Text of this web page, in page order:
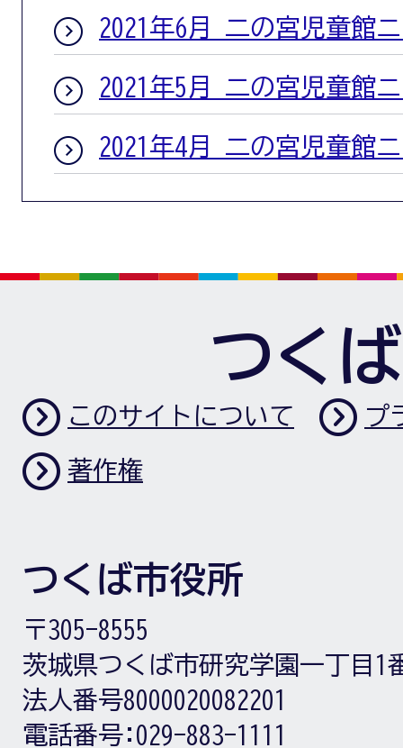
2021年6月 二の宮児童館
2021年5月 二の宮児童館
2021年4月 二の宮児童館
つく
このサイトについて プ
著作権
つくば市役所
〒305-8555
茨城県つくば市研究学園一丁目1
法人番号8000020082201
電話番号: 029-883-1111